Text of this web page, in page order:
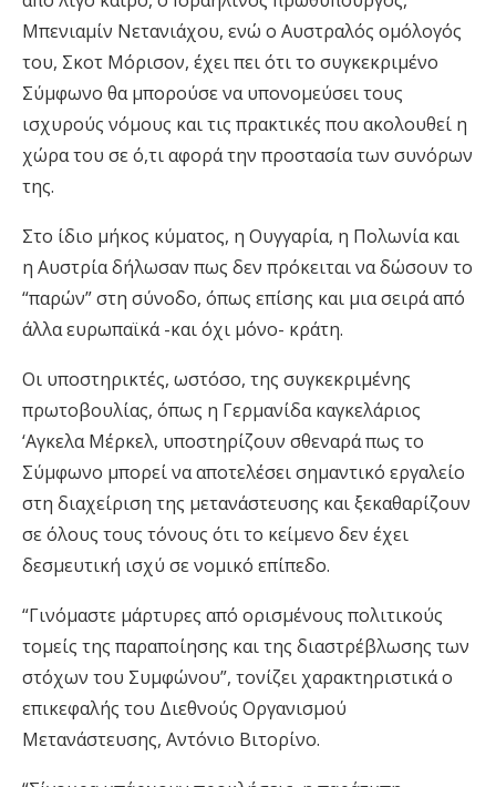
Μπενιαμίν Νετανιάχου, ενώ ο Αυστραλός ομόλογός
του, Σκοτ Μόρισον, έχει πει ότι το συγκεκριμένο
Σύμφωνο θα μπορούσε να υπονομεύσει τους
ισχυρούς νόμους και τις πρακτικές που ακολουθεί η
χώρα του σε ό,τι αφορά την προστασία των συνόρων
της.
Στο ίδιο μήκος κύματος, η Ουγγαρία, η Πολωνία και
η Αυστρία δήλωσαν πως δεν πρόκειται να δώσουν το
“παρών” στη σύνοδο, όπως επίσης και μια σειρά από
άλλα ευρωπαϊκά -και όχι μόνο- κράτη.
Οι υποστηρικτές, ωστόσο, της συγκεκριμένης
πρωτοβουλίας, όπως η Γερμανίδα καγκελάριος
‘Αγκελα Μέρκελ, υποστηρίζουν σθεναρά πως το
Σύμφωνο μπορεί να αποτελέσει σημαντικό εργαλείο
στη διαχείριση της μετανάστευσης και ξεκαθαρίζουν
σε όλους τους τόνους ότι το κείμενο δεν έχει
δεσμευτική ισχύ σε νομικό επίπεδο.
“Γινόμαστε μάρτυρες από ορισμένους πολιτικούς
τομείς της παραποίησης και της διαστρέβλωσης των
στόχων του Συμφώνου”, τονίζει χαρακτηριστικά ο
επικεφαλής του Διεθνούς Οργανισμού
Μετανάστευσης, Αντόνιο Βιτορίνο.